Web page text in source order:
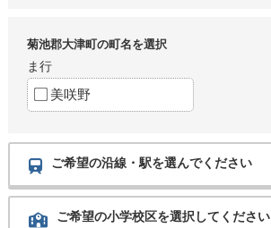
菊池郡大津町の町名を選択
ま行
美咲野
ご希望の沿線・駅を選んでください
ご希望の小学校区を選択してください